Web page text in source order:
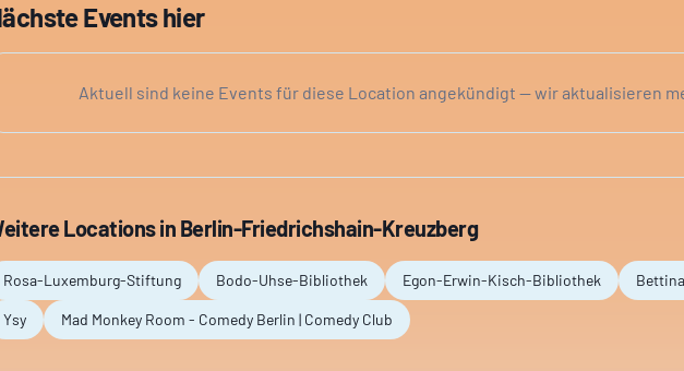
Events hier
Aktuell sind keine Events für diese Location angekündigt — wir aktualisieren
Locations in Berlin-Friedrichshain-Kreuzberg
Rosa-Luxemburg-Stiftung Bodo-Uhse-Bibliothek Egon-Erwin-Kisch-Bibliothek
Ysy Mad Monkey Room - Comedy Berlin | Comedy Club